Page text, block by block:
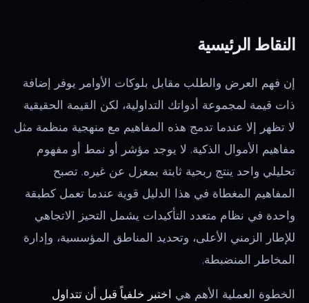
النقاط الرئيسية
إن فهم العرض والطلب مقابل بلوكات الأوامر يوفر إضافة
ذات قيمة لمجموعة أدواتك التداولية، لكن القيمة الحقيقية
لا تظهر إلا عندما تدمج هذه المفاهيم مع منهجية منظمة مثل
مفاهيم الأموال الذكية. لا يوجد مؤشر أو نمط أو مفهوم
تحليلي واحد ينتج ربحية ثابتة بمعزل عن غيره. تصبح
المفاهيم المغطاة في هذا الدليل قوية عندما تعمل كطبقة
واحدة في نظام متعدد التأكيدات يشمل التحيز الاتجاهي
للإطار الزمني الأعلى، وتحديد المناطق المؤسسية، وإدارة
المخاطر المنضبطة.
الخطوة العملية الأهم هي اختبر خلفياً قبل أن تتداول